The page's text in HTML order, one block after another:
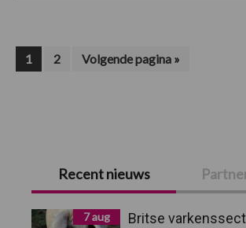
Pagina
1 Pagina
2
Ga
naar
Volgende pagina »
Primaire
Sidebar
Recent nieuws
7 aug
Britse